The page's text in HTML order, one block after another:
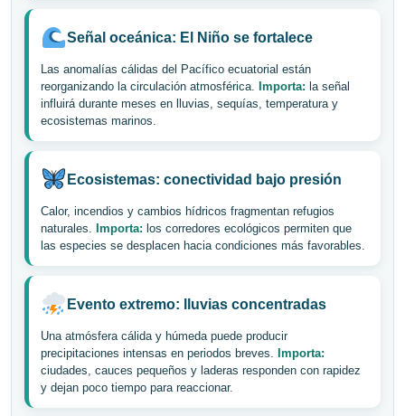
Señal oceánica: El Niño se fortalece
Las anomalías cálidas del Pacífico ecuatorial están
reorganizando la circulación atmosférica. Importa: la señal
influirá durante meses en lluvias, sequías, temperatura y
ecosistemas marinos.
Ecosistemas: conectividad bajo presión
Calor, incendios y cambios hídricos fragmentan refugios
naturales. Importa: los corredores ecológicos permiten que
las especies se desplacen hacia condiciones más favorables.
Evento extremo: lluvias concentradas
Una atmósfera cálida y húmeda puede producir
precipitaciones intensas en periodos breves. Importa:
ciudades, cauces pequeños y laderas responden con rapidez
y dejan poco tiempo para reaccionar.